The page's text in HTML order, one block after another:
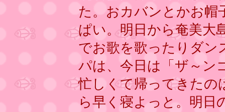
た。おカバンとかお帽
ぱい。明日から奄美大
でお歌を歌ったりダン
パは、今日は「ザ～ン
忙しくて帰ってきたの
ら早く寝よっと。明日